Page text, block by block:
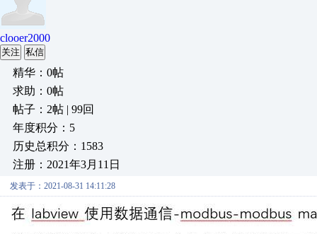
clooer2000
关注 私信
精华：0帖
求助：0帖
帖子：2帖 | 99回
年度积分：5
历史总积分：1583
注册：2021年3月11日
发表于：2021-08-31 14:11:28